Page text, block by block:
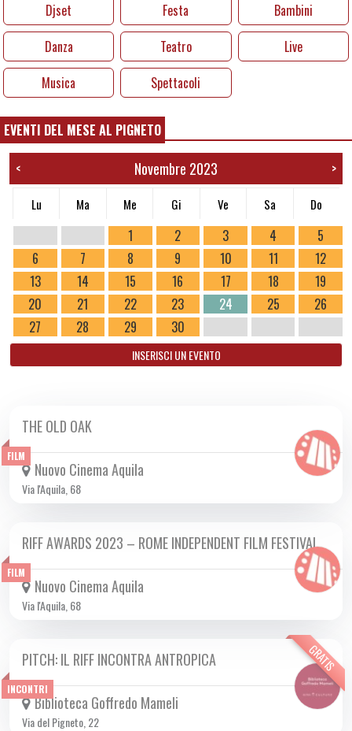
Djset
Festa
Bambini
Danza
Teatro
Live
Musica
Spettacoli
EVENTI DEL MESE AL PIGNETO
< Novembre 2023 >
Lu Ma Me Gi Ve Sa Do
1 2 3 4
5
6
7 8 9 10 11
12
13
14 15 16 17 18
19
20
21 22 23 24 25
26
27
28 29 30
INSERISCI UN EVENTO
FILM
DA GIO 16/11 A MER 13/12 2023
THE OLD OAK
Nuovo Cinema Aquila
Via l'Aquila, 68
FILM
DA VEN 17/11 A VEN 24/11 2023
RIFF AWARDS 2023 – ROME INDEPENDENT FILM FESTIVAL
Nuovo Cinema Aquila
Via l'Aquila, 68
INCONTRI
GRATIS
VEN 24/11 2023
PITCH: IL RIFF INCONTRA ANTROPICA
Biblioteca Goffredo Mameli
Via del Pigneto, 22